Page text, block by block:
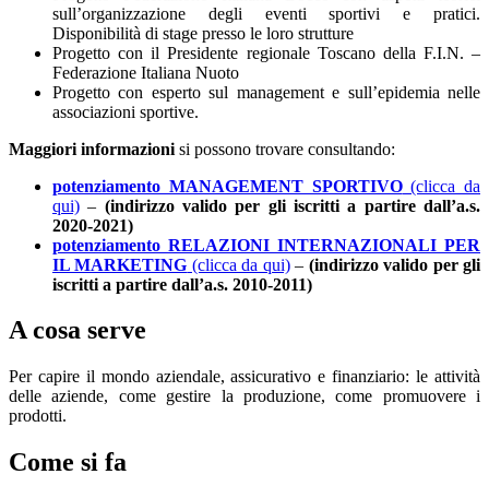
sull’organizzazione degli eventi sportivi e pratici.
Disponibilità di stage presso le loro strutture
Progetto con il Presidente regionale Toscano della F.I.N. –
Federazione Italiana Nuoto
Progetto con esperto sul management e sull’epidemia nelle
associazioni sportive.
Maggiori informazioni si possono trovare consultando:
potenziamento MANAGEMENT SPORTIVO(clicca da
qui) – (indirizzo valido per gli iscritti a partire dall’a.s.
2020-2021)
potenziamento RELAZIONI INTERNAZIONALI PER
IL MARKETING (clicca da qui) – (indirizzo valido per gli
iscritti a partire dall’a.s. 2010-2011)
A cosa serve
Per capire il mondo aziendale, assicurativo e finanziario: le attività
delle aziende, come gestire la produzione, come promuovere i
prodotti.
Come si fa